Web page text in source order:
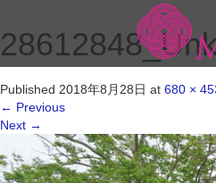
Published 2018年8月28日 at 680 ×
← Previous
Next →